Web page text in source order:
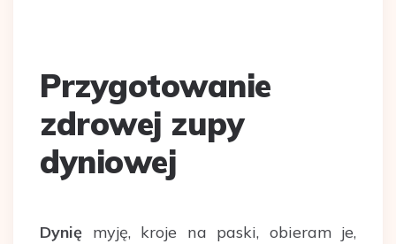
Przygotowanie
zdrowej zupy
dyniowej
Dynię myję, kroje na paski, obieram je,